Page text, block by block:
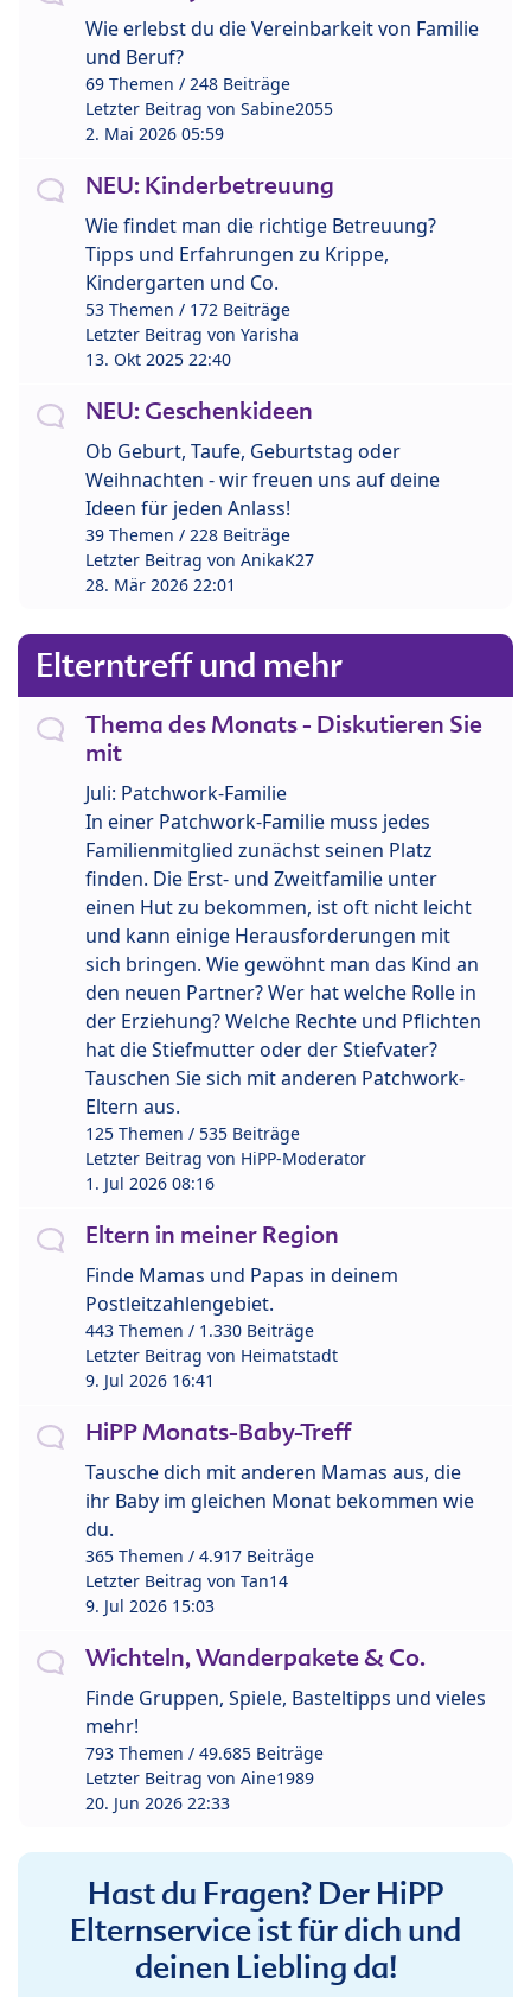
Wie erlebst du die Vereinbarkeit von Familie
und Beruf?
69 Themen / 248 Beiträge
Letzter Beitrag von Sabine2055
2. Mai 2026 05:59
NEU: Kinderbetreuung
Wie findet man die richtige Betreuung?
Tipps und Erfahrungen zu Krippe,
Kindergarten und Co.
53 Themen / 172 Beiträge
Letzter Beitrag von Yarisha
13. Okt 2025 22:40
NEU: Geschenkideen
Ob Geburt, Taufe, Geburtstag oder
Weihnachten - wir freuen uns auf deine
Ideen für jeden Anlass!
39 Themen / 228 Beiträge
Letzter Beitrag von AnikaK27
28. Mär 2026 22:01
Elterntreff und mehr
Thema des Monats - Diskutieren Sie
mit
Juli: Patchwork-Familie
In einer Patchwork-Familie muss jedes
Familienmitglied zunächst seinen Platz
finden. Die Erst- und Zweitfamilie unter
einen Hut zu bekommen, ist oft nicht leicht
und kann einige Herausforderungen mit
sich bringen. Wie gewöhnt man das Kind an
den neuen Partner? Wer hat welche Rolle in
der Erziehung? Welche Rechte und Pflichten
hat die Stiefmutter oder der Stiefvater?
Tauschen Sie sich mit anderen Patchwork-
Eltern aus.
125 Themen / 535 Beiträge
Letzter Beitrag von HiPP-Moderator
1. Jul 2026 08:16
Eltern in meiner Region
Finde Mamas und Papas in deinem
Postleitzahlengebiet.
443 Themen / 1.330 Beiträge
Letzter Beitrag von Heimatstadt
9. Jul 2026 16:41
HiPP Monats-Baby-Treff
Tausche dich mit anderen Mamas aus, die
ihr Baby im gleichen Monat bekommen wie
du.
365 Themen / 4.917 Beiträge
Letzter Beitrag von Tan14
9. Jul 2026 15:03
Wichteln, Wanderpakete & Co.
Finde Gruppen, Spiele, Basteltipps und vieles
mehr!
793 Themen / 49.685 Beiträge
Letzter Beitrag von Aine1989
20. Jun 2026 22:33
Hast du Fragen? Der HiPP
Elternservice ist für dich und
deinen Liebling da!